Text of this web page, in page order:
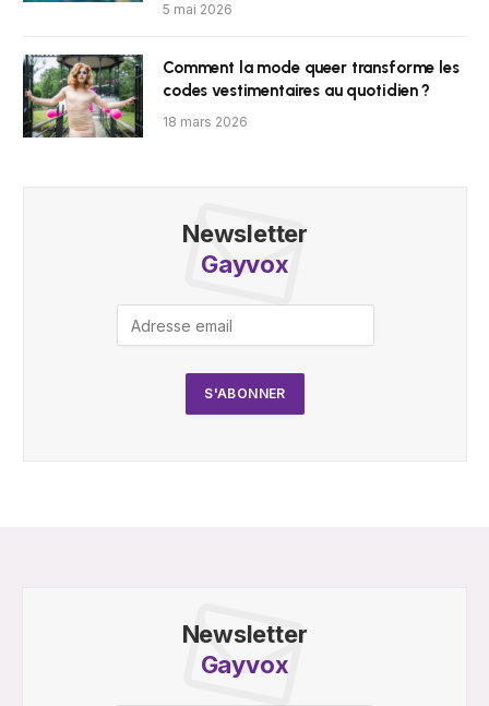
5 mai 2026
Comment la mode queer transforme les
codes vestimentaires au quotidien ?
18 mars 2026
Newsletter
Gayvox
Newsletter
Gayvox